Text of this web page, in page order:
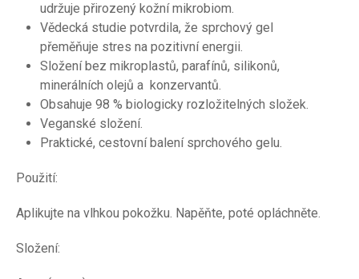
udržuje přirozený kožní mikrobiom.
Vědecká studie potvrdila, že sprchový gel
přeměňuje stres na pozitivní energii.
Složení bez mikroplastů, parafínů, silikonů,
minerálních olejů a konzervantů.
Obsahuje 98 % biologicky rozložitelných složek.
Veganské složení.
Praktické, cestovní balení sprchového gelu.
Použití:
Aplikujte na vlhkou pokožku. Napěňte, poté opláchněte.
Složení: